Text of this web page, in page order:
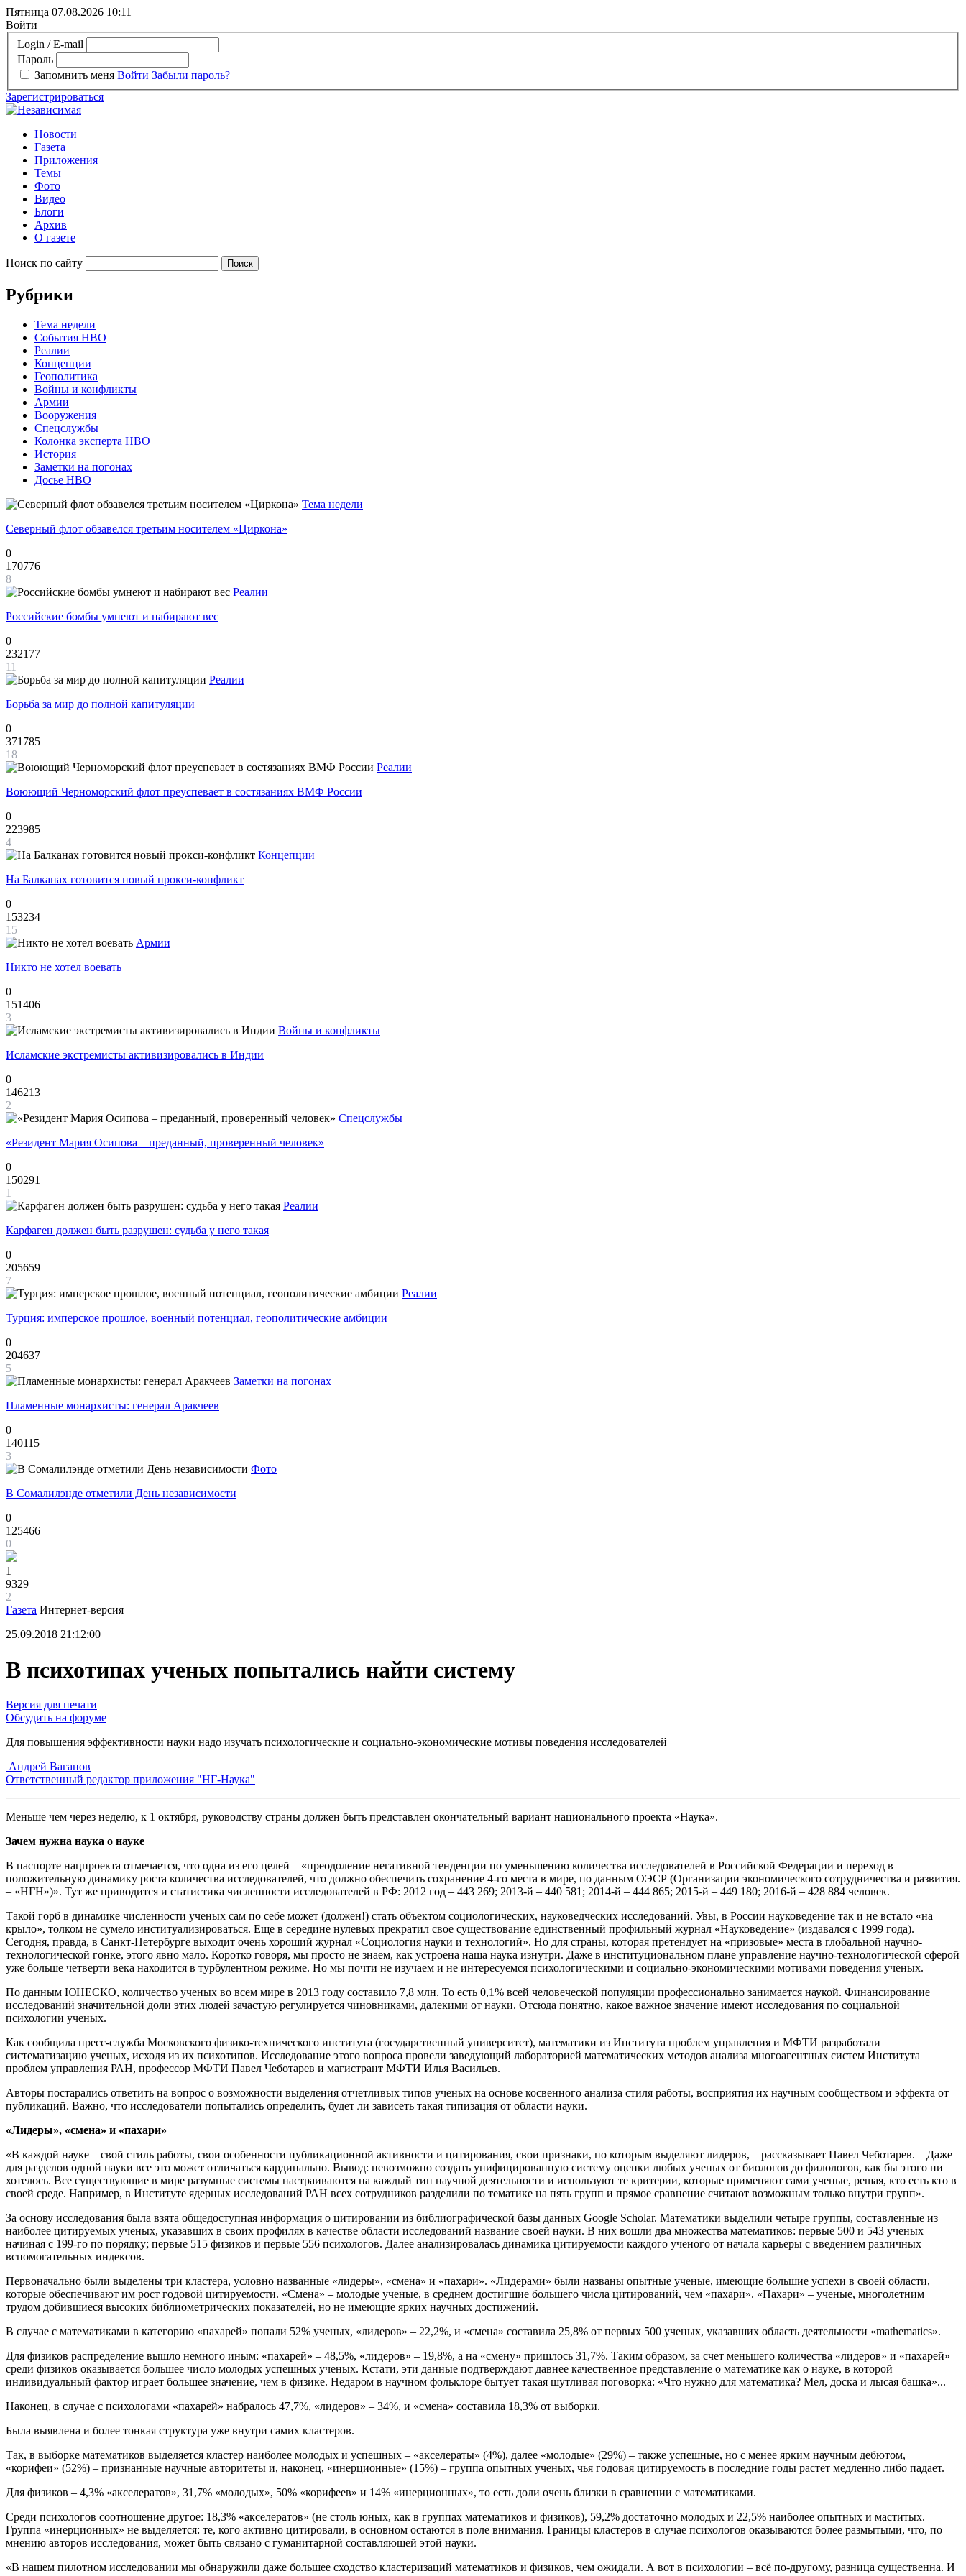
Пятница 07.08.2026 10:11
Войти
Login / E-mail
Пароль
Запомнить меня Войти Забыли пароль?
Зарегистрироваться
Новости
Газета
Приложения
Темы
Фото
Видео
Блоги
Архив
О газете
Поиск по сайту
Рубрики
Тема недели
События НВО
Реалии
Концепции
Геополитика
Войны и конфликты
Армии
Вооружения
Спецслужбы
Колонка эксперта НВО
История
Заметки на погонах
Досье НВО
Тема недели
Северный флот обзавелся третьим носителем «Циркона»
0
170776
8
Реалии
Российские бомбы умнеют и набирают вес
0
232177
11
Реалии
Борьба за мир до полной капитуляции
0
371785
18
Реалии
Воюющий Черноморский флот преуспевает в состязаниях ВМФ России
0
223985
4
Концепции
На Балканах готовится новый прокси-конфликт
0
153234
15
Армии
Никто не хотел воевать
0
151406
3
Войны и конфликты
Исламские экстремисты активизировались в Индии
0
146213
2
Спецслужбы
«Резидент Мария Осипова – преданный, проверенный человек»
0
150291
1
Реалии
Карфаген должен быть разрушен: судьба у него такая
0
205659
7
Реалии
Турция: имперское прошлое, военный потенциал, геополитические амбиции
0
204637
5
Заметки на погонах
Пламенные монархисты: генерал Аракчеев
0
140115
3
Фото
В Сомалилэнде отметили День независимости
0
125466
0
1
9329
2
Газета Интернет-версия
25.09.2018 21:12:00
В психотипах ученых попытались найти систему
Версия для печати
Обсудить на форуме
Для повышения эффективности науки надо изучать психологические и социально-экономические мотивы поведения исследователей
Андрей Ваганов
Ответственный редактор приложения "НГ-Наука"
Меньше чем через неделю, к 1 октября, руководству страны должен быть представлен окончательный вариант национального проекта «Наука».
Зачем нужна наука о науке
В паспорте нацпроекта отмечается, что одна из его целей – «преодоление негативной тенденции по уменьшению количества исследователей в Российской Федерации и переход в
положительную динамику роста количества исследователей, что должно обеспечить сохранение 4-го места в мире, по данным ОЭСР (Организации экономического сотрудничества и развития.
– «НГН»)». Тут же приводится и статистика численности исследователей в РФ: 2012 год – 443 269; 2013-й – 440 581; 2014-й – 444 865; 2015-й – 449 180; 2016-й – 428 884 человек.
Такой горб в динамике численности ученых сам по себе может (должен!) стать объектом социологических, науковедческих исследований. Увы, в России науковедение так и не встало «на
крыло», толком не сумело институализироваться. Еще в середине нулевых прекратил свое существование единственный профильный журнал «Науковедение» (издавался с 1999 года).
Сегодня, правда, в Санкт-Петербурге выходит очень хороший журнал «Социология науки и технологий». Но для страны, которая претендует на «призовые» места в глобальной научно-
технологической гонке, этого явно мало. Коротко говоря, мы просто не знаем, как устроена наша наука изнутри. Даже в институциональном плане управление научно-технологической сферой
уже больше четверти века находится в турбулентном режиме. Но мы почти не изучаем и не интересуемся психологическими и социально-экономическими мотивами поведения ученых.
По данным ЮНЕСКО, количество ученых во всем мире в 2013 году составило 7,8 млн. То есть 0,1% всей человеческой популяции профессионально занимается наукой. Финансирование
исследований значительной доли этих людей зачастую регулируется чиновниками, далекими от науки. Отсюда понятно, какое важное значение имеют исследования по социальной
психологии ученых.
Как сообщила пресс-служба Московского физико-технического института (государственный университет), математики из Института проблем управления и МФТИ разработали
систематизацию ученых, исходя из их психотипов. Исследование этого вопроса провели заведующий лабораторией математических методов анализа многоагентных систем Института
проблем управления РАН, профессор МФТИ Павел Чеботарев и магистрант МФТИ Илья Васильев.
Авторы постарались ответить на вопрос о возможности выделения отчетливых типов ученых на основе косвенного анализа стиля работы, восприятия их научным сообществом и эффекта от
публикаций. Важно, что исследователи попытались определить, будет ли зависеть такая типизация от области науки.
«Лидеры», «смена» и «пахари»
«В каждой науке – свой стиль работы, свои особенности публикационной активности и цитирования, свои признаки, по которым выделяют лидеров, – рассказывает Павел Чеботарев. – Даже
для разделов одной науки все это может отличаться кардинально. Вывод: невозможно создать унифицированную систему оценки любых ученых от биологов до филологов, как бы этого ни
хотелось. Все существующие в мире разумные системы настраиваются на каждый тип научной деятельности и используют те критерии, которые применяют сами ученые, решая, кто есть кто в
своей среде. Например, в Институте ядерных исследований РАН всех сотрудников разделили по тематике на пять групп и прямое сравнение считают возможным только внутри групп».
За основу исследования была взята общедоступная информация о цитировании из библиографической базы данных Google Scholar. Математики выделили четыре группы, составленные из
наиболее цитируемых ученых, указавших в своих профилях в качестве области исследований название своей науки. В них вошли два множества математиков: первые 500 и 543 ученых
начиная с 199-го по порядку; первые 515 физиков и первые 556 психологов. Далее анализировалась динамика цитируемости каждого ученого от начала карьеры с введением различных
вспомогательных индексов.
Первоначально были выделены три кластера, условно названные «лидеры», «смена» и «пахари». «Лидерами» были названы опытные ученые, имеющие большие успехи в своей области,
которые обеспечивают им рост годовой цитируемости. «Смена» – молодые ученые, в среднем достигшие большего числа цитирований, чем «пахари». «Пахари» – ученые, многолетним
трудом добившиеся высоких библиометрических показателей, но не имеющие ярких научных достижений.
В случае с математиками в категорию «пахарей» попали 52% ученых, «лидеров» – 22,2%, и «смена» составила 25,8% от первых 500 ученых, указавших область деятельности «mathematics».
Для физиков распределение вышло немного иным: «пахарей» – 48,5%, «лидеров» – 19,8%, а на «смену» пришлось 31,7%. Таким образом, за счет меньшего количества «лидеров» и «пахарей»
среди физиков оказывается большее число молодых успешных ученых. Кстати, эти данные подтверждают давнее качественное представление о математике как о науке, в которой
индивидуальный фактор играет большее значение, чем в физике. Недаром в научном фольклоре бытует такая шутливая поговорка: «Что нужно для математика? Мел, доска и лысая башка»...
Наконец, в случае с психологами «пахарей» набралось 47,7%, «лидеров» – 34%, и «смена» составила 18,3% от выборки.
Была выявлена и более тонкая структура уже внутри самих кластеров.
Так, в выборке математиков выделяется кластер наиболее молодых и успешных – «акселераты» (4%), далее «молодые» (29%) – также успешные, но с менее ярким научным дебютом,
«корифеи» (52%) – признанные научные авторитеты и, наконец, «инерционные» (15%) – группа опытных ученых, чья годовая цитируемость в последние годы растет медленно либо падает.
Для физиков – 4,3% «акселератов», 31,7% «молодых», 50% «корифеев» и 14% «инерционных», то есть доли очень близки в сравнении с математиками.
Среди психологов соотношение другое: 18,3% «акселератов» (не столь юных, как в группах математиков и физиков), 59,2% достаточно молодых и 22,5% наиболее опытных и маститых.
Группа «инерционных» не выделяется: те, кого активно цитировали, в основном остаются в поле внимания. Границы кластеров в случае психологов оказываются более размытыми, что, по
мнению авторов исследования, может быть связано с гуманитарной составляющей этой науки.
«В нашем пилотном исследовании мы обнаружили даже большее сходство кластеризаций математиков и физиков, чем ожидали. А вот в психологии – всё по-другому, разница существенна. И